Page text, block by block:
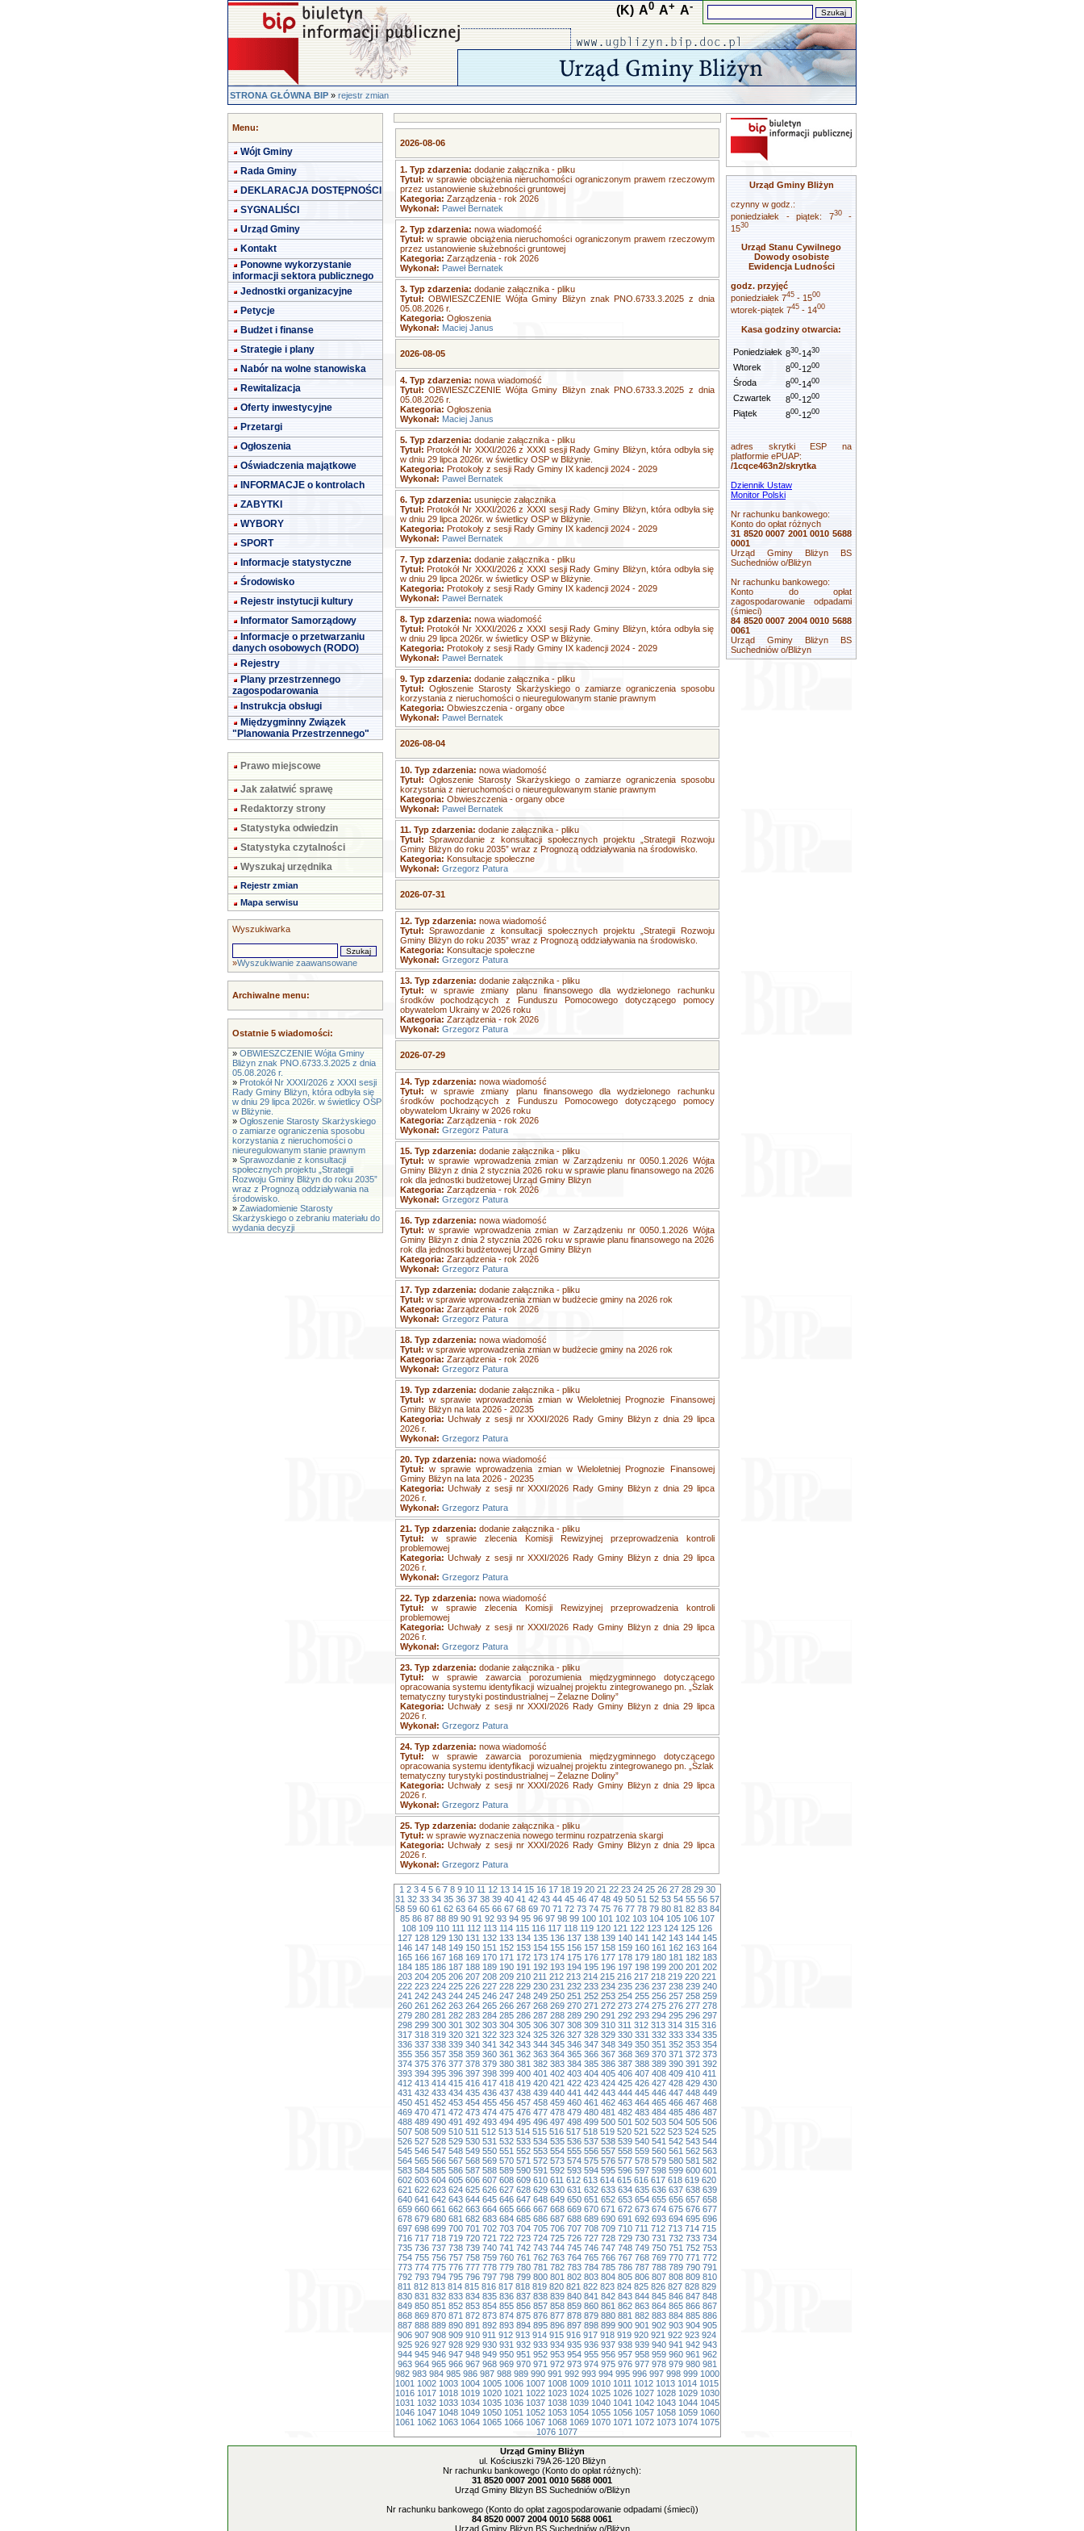
(K) A0 A+ A-
STRONA GŁÓWNA BIP»rejestr zmian
Menu:
Wójt Gminy
Rada Gminy
DEKLARACJA DOSTĘPNOŚCI
SYGNALIŚCI
Urząd Gminy
Kontakt
Ponowne wykorzystanie
informacji sektora publicznego
Jednostki organizacyjne
Petycje
Budżet i finanse
Strategie i plany
Nabór na wolne stanowiska
Rewitalizacja
Oferty inwestycyjne
Przetargi
Ogłoszenia
Oświadczenia majątkowe
INFORMACJE o kontrolach
ZABYTKI
WYBORY
SPORT
Informacje statystyczne
Środowisko
Rejestr instytucji kultury
Informator Samorządowy
Informacje o przetwarzaniu
danych osobowych (RODO)
Rejestry
Plany przestrzennego
zagospodarowania
Instrukcja obsługi
Międzygminny Związek
"Planowania Przestrzennego"
Prawo miejscowe
Jak załatwić sprawę
Redaktorzy strony
Statystyka odwiedzin
Statystyka czytalności
Wyszukaj urzędnika
Rejestr zmian
Mapa serwisu
Wyszukiwarka
»Wyszukiwanie zaawansowane
Archiwalne menu:
Ostatnie 5 wiadomości:
» OBWIESZCZENIE Wójta Gminy
Bliżyn znak PNO.6733.3.2025 z dnia
05.08.2026 r.
» Protokół Nr XXXI/2026 z XXXI sesji
Rady Gminy Bliżyn, która odbyła się
w dniu 29 lipca 2026r. w świetlicy OSP
w Bliżynie.
» Ogłoszenie Starosty Skarżyskiego
o zamiarze ograniczenia sposobu
korzystania z nieruchomości o
nieuregulowanym stanie prawnym
» Sprawozdanie z konsultacji
społecznych projektu „Strategii
Rozwoju Gminy Bliżyn do roku 2035”
wraz z Prognozą oddziaływania na
środowisko.
» Zawiadomienie Starosty
Skarżyskiego o zebraniu materiału do
wydania decyzji
2026-08-06
1. Typ zdarzenia: dodanie załącznika - pliku
Tytuł: w sprawie obciążenia nieruchomości ograniczonym prawem rzeczowym
przez ustanowienie służebności gruntowej
Kategoria: Zarządzenia - rok 2026
Wykonał: Paweł Bernatek
2. Typ zdarzenia: nowa wiadomość
Tytuł: w sprawie obciążenia nieruchomości ograniczonym prawem rzeczowym
przez ustanowienie służebności gruntowej
Kategoria: Zarządzenia - rok 2026
Wykonał: Paweł Bernatek
3. Typ zdarzenia: dodanie załącznika - pliku
Tytuł: OBWIESZCZENIE Wójta Gminy Bliżyn znak PNO.6733.3.2025 z dnia
05.08.2026 r.
Kategoria: Ogłoszenia
Wykonał: Maciej Janus
2026-08-05
4. Typ zdarzenia: nowa wiadomość
Tytuł: OBWIESZCZENIE Wójta Gminy Bliżyn znak PNO.6733.3.2025 z dnia
05.08.2026 r.
Kategoria: Ogłoszenia
Wykonał: Maciej Janus
5. Typ zdarzenia: dodanie załącznika - pliku
Tytuł: Protokół Nr XXXI/2026 z XXXI sesji Rady Gminy Bliżyn, która odbyła się
w dniu 29 lipca 2026r. w świetlicy OSP w Bliżynie.
Kategoria: Protokoły z sesji Rady Gminy IX kadencji 2024 - 2029
Wykonał: Paweł Bernatek
6. Typ zdarzenia: usunięcie załącznika
Tytuł: Protokół Nr XXXI/2026 z XXXI sesji Rady Gminy Bliżyn, która odbyła się
w dniu 29 lipca 2026r. w świetlicy OSP w Bliżynie.
Kategoria: Protokoły z sesji Rady Gminy IX kadencji 2024 - 2029
Wykonał: Paweł Bernatek
7. Typ zdarzenia: dodanie załącznika - pliku
Tytuł: Protokół Nr XXXI/2026 z XXXI sesji Rady Gminy Bliżyn, która odbyła się
w dniu 29 lipca 2026r. w świetlicy OSP w Bliżynie.
Kategoria: Protokoły z sesji Rady Gminy IX kadencji 2024 - 2029
Wykonał: Paweł Bernatek
8. Typ zdarzenia: nowa wiadomość
Tytuł: Protokół Nr XXXI/2026 z XXXI sesji Rady Gminy Bliżyn, która odbyła się
w dniu 29 lipca 2026r. w świetlicy OSP w Bliżynie.
Kategoria: Protokoły z sesji Rady Gminy IX kadencji 2024 - 2029
Wykonał: Paweł Bernatek
9. Typ zdarzenia: dodanie załącznika - pliku
Tytuł: Ogłoszenie Starosty Skarżyskiego o zamiarze ograniczenia sposobu
korzystania z nieruchomości o nieuregulowanym stanie prawnym
Kategoria: Obwieszczenia - organy obce
Wykonał: Paweł Bernatek
2026-08-04
10. Typ zdarzenia: nowa wiadomość
Tytuł: Ogłoszenie Starosty Skarżyskiego o zamiarze ograniczenia sposobu
korzystania z nieruchomości o nieuregulowanym stanie prawnym
Kategoria: Obwieszczenia - organy obce
Wykonał: Paweł Bernatek
11. Typ zdarzenia: dodanie załącznika - pliku
Tytuł: Sprawozdanie z konsultacji społecznych projektu „Strategii Rozwoju
Gminy Bliżyn do roku 2035” wraz z Prognozą oddziaływania na środowisko.
Kategoria: Konsultacje społeczne
Wykonał: Grzegorz Patura
2026-07-31
12. Typ zdarzenia: nowa wiadomość
Tytuł: Sprawozdanie z konsultacji społecznych projektu „Strategii Rozwoju
Gminy Bliżyn do roku 2035” wraz z Prognozą oddziaływania na środowisko.
Kategoria: Konsultacje społeczne
Wykonał: Grzegorz Patura
13. Typ zdarzenia: dodanie załącznika - pliku
Tytuł: w sprawie zmiany planu finansowego dla wydzielonego rachunku
środków pochodzących z Funduszu Pomocowego dotyczącego pomocy
obywatelom Ukrainy w 2026 roku
Kategoria: Zarządzenia - rok 2026
Wykonał: Grzegorz Patura
2026-07-29
14. Typ zdarzenia: nowa wiadomość
Tytuł: w sprawie zmiany planu finansowego dla wydzielonego rachunku
środków pochodzących z Funduszu Pomocowego dotyczącego pomocy
obywatelom Ukrainy w 2026 roku
Kategoria: Zarządzenia - rok 2026
Wykonał: Grzegorz Patura
15. Typ zdarzenia: dodanie załącznika - pliku
Tytuł: w sprawie wprowadzenia zmian w Zarządzeniu nr 0050.1.2026 Wójta
Gminy Bliżyn z dnia 2 stycznia 2026 roku w sprawie planu finansowego na 2026
rok dla jednostki budżetowej Urząd Gminy Bliżyn
Kategoria: Zarządzenia - rok 2026
Wykonał: Grzegorz Patura
16. Typ zdarzenia: nowa wiadomość
Tytuł: w sprawie wprowadzenia zmian w Zarządzeniu nr 0050.1.2026 Wójta
Gminy Bliżyn z dnia 2 stycznia 2026 roku w sprawie planu finansowego na 2026
rok dla jednostki budżetowej Urząd Gminy Bliżyn
Kategoria: Zarządzenia - rok 2026
Wykonał: Grzegorz Patura
17. Typ zdarzenia: dodanie załącznika - pliku
Tytuł: w sprawie wprowadzenia zmian w budżecie gminy na 2026 rok
Kategoria: Zarządzenia - rok 2026
Wykonał: Grzegorz Patura
18. Typ zdarzenia: nowa wiadomość
Tytuł: w sprawie wprowadzenia zmian w budżecie gminy na 2026 rok
Kategoria: Zarządzenia - rok 2026
Wykonał: Grzegorz Patura
19. Typ zdarzenia: dodanie załącznika - pliku
Tytuł: w sprawie wprowadzenia zmian w Wieloletniej Prognozie Finansowej
Gminy Bliżyn na lata 2026 - 20235
Kategoria: Uchwały z sesji nr XXXI/2026 Rady Gminy Bliżyn z dnia 29 lipca
2026 r.
Wykonał: Grzegorz Patura
20. Typ zdarzenia: nowa wiadomość
Tytuł: w sprawie wprowadzenia zmian w Wieloletniej Prognozie Finansowej
Gminy Bliżyn na lata 2026 - 20235
Kategoria: Uchwały z sesji nr XXXI/2026 Rady Gminy Bliżyn z dnia 29 lipca
2026 r.
Wykonał: Grzegorz Patura
21. Typ zdarzenia: dodanie załącznika - pliku
Tytuł: w sprawie zlecenia Komisji Rewizyjnej przeprowadzenia kontroli
problemowej
Kategoria: Uchwały z sesji nr XXXI/2026 Rady Gminy Bliżyn z dnia 29 lipca
2026 r.
Wykonał: Grzegorz Patura
22. Typ zdarzenia: nowa wiadomość
Tytuł: w sprawie zlecenia Komisji Rewizyjnej przeprowadzenia kontroli
problemowej
Kategoria: Uchwały z sesji nr XXXI/2026 Rady Gminy Bliżyn z dnia 29 lipca
2026 r.
Wykonał: Grzegorz Patura
23. Typ zdarzenia: dodanie załącznika - pliku
Tytuł: w sprawie zawarcia porozumienia międzygminnego dotyczącego
opracowania systemu identyfikacji wizualnej projektu zintegrowanego pn. „Szlak
tematyczny turystyki postindustrialnej – Żelazne Doliny”
Kategoria: Uchwały z sesji nr XXXI/2026 Rady Gminy Bliżyn z dnia 29 lipca
2026 r.
Wykonał: Grzegorz Patura
24. Typ zdarzenia: nowa wiadomość
Tytuł: w sprawie zawarcia porozumienia międzygminnego dotyczącego
opracowania systemu identyfikacji wizualnej projektu zintegrowanego pn. „Szlak
tematyczny turystyki postindustrialnej – Żelazne Doliny”
Kategoria: Uchwały z sesji nr XXXI/2026 Rady Gminy Bliżyn z dnia 29 lipca
2026 r.
Wykonał: Grzegorz Patura
25. Typ zdarzenia: dodanie załącznika - pliku
Tytuł: w sprawie wyznaczenia nowego terminu rozpatrzenia skargi
Kategoria: Uchwały z sesji nr XXXI/2026 Rady Gminy Bliżyn z dnia 29 lipca
2026 r.
Wykonał: Grzegorz Patura
1 2 3 4 5 6 7 8 9 10 11 12 13 14 15 16 17 18 19 20 21 22 23 24 25 26 27 28 29 30
31 32 33 34 35 36 37 38 39 40 41 42 43 44 45 46 47 48 49 50 51 52 53 54 55 56 57
58 59 60 61 62 63 64 65 66 67 68 69 70 71 72 73 74 75 76 77 78 79 80 81 82 83 84
85 86 87 88 89 90 91 92 93 94 95 96 97 98 99 100 101 102 103 104 105 106 107
108 109 110 111 112 113 114 115 116 117 118 119 120 121 122 123 124 125 126
127 128 129 130 131 132 133 134 135 136 137 138 139 140 141 142 143 144 145
146 147 148 149 150 151 152 153 154 155 156 157 158 159 160 161 162 163 164
165 166 167 168 169 170 171 172 173 174 175 176 177 178 179 180 181 182 183
184 185 186 187 188 189 190 191 192 193 194 195 196 197 198 199 200 201 202
203 204 205 206 207 208 209 210 211 212 213 214 215 216 217 218 219 220 221
222 223 224 225 226 227 228 229 230 231 232 233 234 235 236 237 238 239 240
241 242 243 244 245 246 247 248 249 250 251 252 253 254 255 256 257 258 259
260 261 262 263 264 265 266 267 268 269 270 271 272 273 274 275 276 277 278
279 280 281 282 283 284 285 286 287 288 289 290 291 292 293 294 295 296 297
298 299 300 301 302 303 304 305 306 307 308 309 310 311 312 313 314 315 316
317 318 319 320 321 322 323 324 325 326 327 328 329 330 331 332 333 334 335
336 337 338 339 340 341 342 343 344 345 346 347 348 349 350 351 352 353 354
355 356 357 358 359 360 361 362 363 364 365 366 367 368 369 370 371 372 373
374 375 376 377 378 379 380 381 382 383 384 385 386 387 388 389 390 391 392
393 394 395 396 397 398 399 400 401 402 403 404 405 406 407 408 409 410 411
412 413 414 415 416 417 418 419 420 421 422 423 424 425 426 427 428 429 430
431 432 433 434 435 436 437 438 439 440 441 442 443 444 445 446 447 448 449
450 451 452 453 454 455 456 457 458 459 460 461 462 463 464 465 466 467 468
469 470 471 472 473 474 475 476 477 478 479 480 481 482 483 484 485 486 487
488 489 490 491 492 493 494 495 496 497 498 499 500 501 502 503 504 505 506
507 508 509 510 511 512 513 514 515 516 517 518 519 520 521 522 523 524 525
526 527 528 529 530 531 532 533 534 535 536 537 538 539 540 541 542 543 544
545 546 547 548 549 550 551 552 553 554 555 556 557 558 559 560 561 562 563
564 565 566 567 568 569 570 571 572 573 574 575 576 577 578 579 580 581 582
583 584 585 586 587 588 589 590 591 592 593 594 595 596 597 598 599 600 601
602 603 604 605 606 607 608 609 610 611 612 613 614 615 616 617 618 619 620
621 622 623 624 625 626 627 628 629 630 631 632 633 634 635 636 637 638 639
640 641 642 643 644 645 646 647 648 649 650 651 652 653 654 655 656 657 658
659 660 661 662 663 664 665 666 667 668 669 670 671 672 673 674 675 676 677
678 679 680 681 682 683 684 685 686 687 688 689 690 691 692 693 694 695 696
697 698 699 700 701 702 703 704 705 706 707 708 709 710 711 712 713 714 715
716 717 718 719 720 721 722 723 724 725 726 727 728 729 730 731 732 733 734
735 736 737 738 739 740 741 742 743 744 745 746 747 748 749 750 751 752 753
754 755 756 757 758 759 760 761 762 763 764 765 766 767 768 769 770 771 772
773 774 775 776 777 778 779 780 781 782 783 784 785 786 787 788 789 790 791
792 793 794 795 796 797 798 799 800 801 802 803 804 805 806 807 808 809 810
811 812 813 814 815 816 817 818 819 820 821 822 823 824 825 826 827 828 829
830 831 832 833 834 835 836 837 838 839 840 841 842 843 844 845 846 847 848
849 850 851 852 853 854 855 856 857 858 859 860 861 862 863 864 865 866 867
868 869 870 871 872 873 874 875 876 877 878 879 880 881 882 883 884 885 886
887 888 889 890 891 892 893 894 895 896 897 898 899 900 901 902 903 904 905
906 907 908 909 910 911 912 913 914 915 916 917 918 919 920 921 922 923 924
925 926 927 928 929 930 931 932 933 934 935 936 937 938 939 940 941 942 943
944 945 946 947 948 949 950 951 952 953 954 955 956 957 958 959 960 961 962
963 964 965 966 967 968 969 970 971 972 973 974 975 976 977 978 979 980 981
982 983 984 985 986 987 988 989 990 991 992 993 994 995 996 997 998 999 1000
1001 1002 1003 1004 1005 1006 1007 1008 1009 1010 1011 1012 1013 1014 1015
1016 1017 1018 1019 1020 1021 1022 1023 1024 1025 1026 1027 1028 1029 1030
1031 1032 1033 1034 1035 1036 1037 1038 1039 1040 1041 1042 1043 1044 1045
1046 1047 1048 1049 1050 1051 1052 1053 1054 1055 1056 1057 1058 1059 1060
1061 1062 1063 1064 1065 1066 1067 1068 1069 1070 1071 1072 1073 1074 1075
1076 1077
Urząd Gminy Bliżyn
czynny w godz.:
poniedziałek - piątek: 730-
1530
Urząd Stanu Cywilnego
Dowody osobiste
Ewidencja Ludności
godz. przyjęć
poniedziałek 745 - 1500
wtorek-piątek 745 - 1400
Kasa godziny otwarcia:
Poniedziałek 830-1430
Wtorek 800-1200
Środa 800-1400
Czwartek 800-1200
Piątek 800-1200
adres skrytki ESP na
platformie ePUAP:
/1cqce463n2/skrytka
Dziennik Ustaw
Monitor Polski
Nr rachunku bankowego:
Konto do opłat różnych
31 8520 0007 2001 0010 5688
0001
Urząd Gminy Bliżyn BS
Suchedniów o/Bliżyn
Nr rachunku bankowego:
Konto do opłat
zagospodarowanie odpadami
(śmieci)
84 8520 0007 2004 0010 5688
0061
Urząd Gminy Bliżyn BS
Suchedniów o/Bliżyn
Urząd Gminy Bliżyn
ul. Kościuszki 79A 26-120 Bliżyn
Nr rachunku bankowego (Konto do opłat różnych):
31 8520 0007 2001 0010 5688 0001
Urząd Gminy Bliżyn BS Suchedniów o/Bliżyn
Nr rachunku bankowego (Konto do opłat zagospodarowanie odpadami (śmieci))
84 8520 0007 2004 0010 5688 0061
Urząd Gminy Bliżyn BS Suchedniów o/Bliżyn